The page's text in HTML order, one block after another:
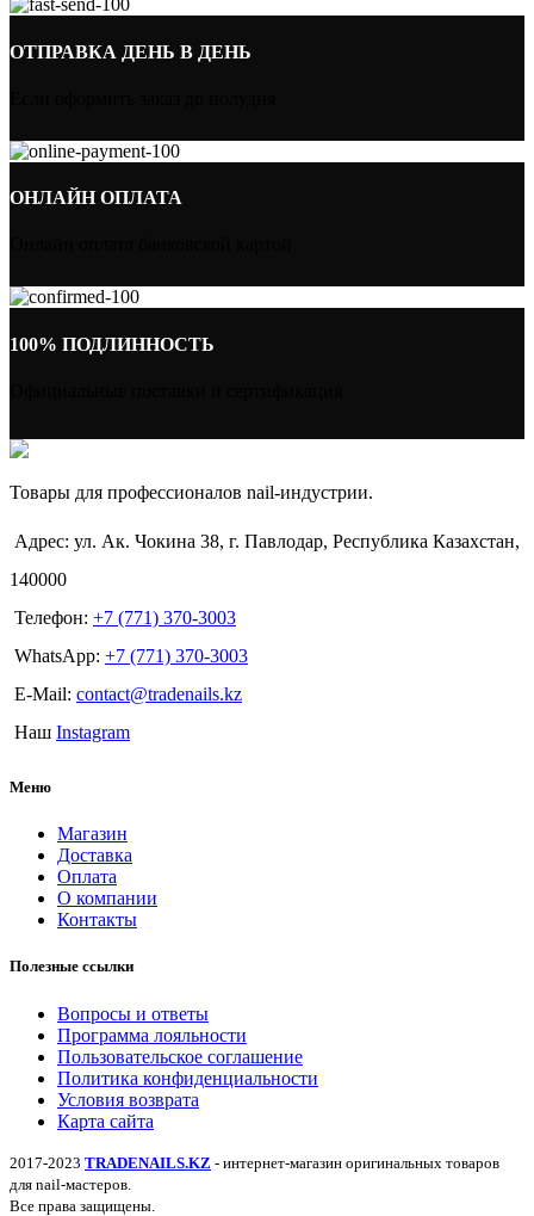
ОТПРАВКА ДЕНЬ В ДЕНЬ
ОНЛАЙН ОПЛАТА
100% ПОДЛИННОСТЬ
Товары для профессионалов nail-индустрии.
Адрес: ул. Ак. Чокина 38, г. Павлодар, Республика Казахстан,
140000
Телефон: +7 (771) 370-3003
WhatsApp: +7 (771) 370-3003
E-Mail: contact@tradenails.kz
Наш Instagram
Меню
Магазин
Доставка
Оплата
О компании
Контакты
Полезные ссылки
Вопросы и ответы
Программа лояльности
Пользовательское соглашение
Политика конфиденциальности
Условия возврата
Карта сайта
2017-2023 TRADENAILS.KZ - интернет-магазин оригинальных товаров
для nail-мастеров.
Все права защищены.